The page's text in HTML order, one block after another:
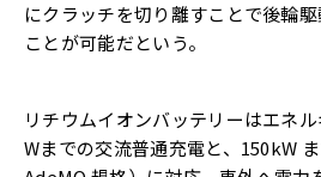
にクラッチを切り離すことで後輪
ことが可能だという。
リチウムイオンバッテリーはエネ
Wまでの交流普通充電と、150kW